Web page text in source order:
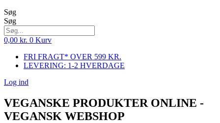
Søg
Søg
0,00 kr. 0 Kurv
FRI FRAGT* OVER 599 KR.
LEVERING: 1-2 HVERDAGE
Log ind
VEGANSKE PRODUKTER ONLINE -
VEGANSK WEBSHOP